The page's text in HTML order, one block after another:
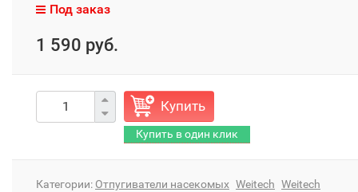
Под заказ
1 590 руб.
Купить
Категории: Отпугиватели насекомых Weitech Weitech